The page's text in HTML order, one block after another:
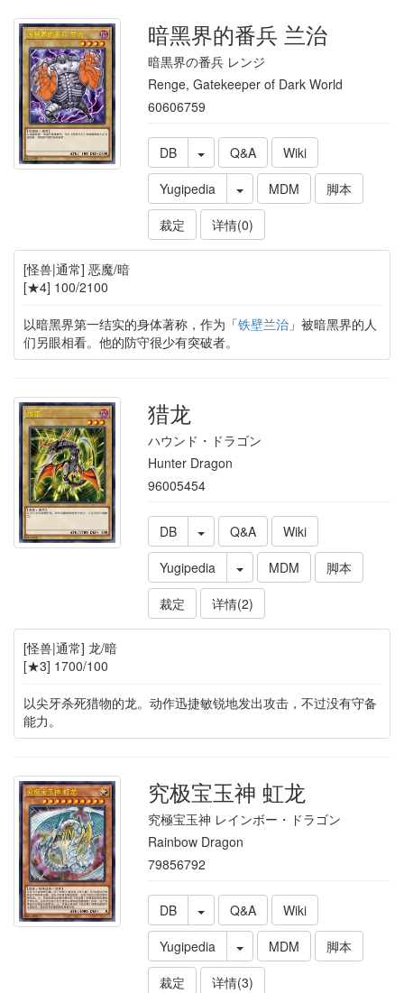
暗黑界的番兵 兰治
暗黒界の番兵 レンジ
Renge, Gatekeeper of Dark World
60606759
DB Q&A
Wiki
Yugipedia
MDM
脚本
裁定
详情(0)
[怪兽|通常] 恶魔/暗
[★4] 100/2100
以暗黑界第一结实的身体著称，作为「铁壁兰治」被暗黑界的人
们另眼相看。他的防守很少有突破者。
猎龙
ハウンド・ドラゴン
Hunter Dragon
96005454
DB Q&A
Wiki
Yugipedia
MDM
脚本
裁定
详情(2)
[怪兽|通常] 龙/暗
[★3] 1700/100
以尖牙杀死猎物的龙。动作迅捷敏锐地发出攻击，不过没有守备
能力。
究极宝玉神 虹龙
究極宝玉神 レインボー・ドラゴン
Rainbow Dragon
79856792
DB Q&A
Wiki
Yugipedia
MDM
脚本
裁定
详情(3)